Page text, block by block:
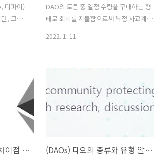
디파이)
, 그것
가장
가능
한 투
는 것입
크 내에
니다.
보, 즉
그룹이
DAO의 토큰 중 일정 수량을 구매하는 형
태로 회비를 지불함으로써 특정 사교계에
위한 그룹이 될 수도 있고, 단지 그룹 채팅
소셜 활동을 위한 목적으로 운영될 수도
있습니다. 주목할 만한 사회적 DAO는 다
음과 같습니다. Friends with Benefits :
할 수 있는 독점적인 소셜 클럽입니다. 주
로 웹3 아티스트, 운영자 및 매니아로 구
2022. 1. 11.
비트코인과 이더리움의 차이점 알아보기 (DAOs) 다오의 종류와 유형 알아보기, 프로토콜 다오, 인베스트 다오